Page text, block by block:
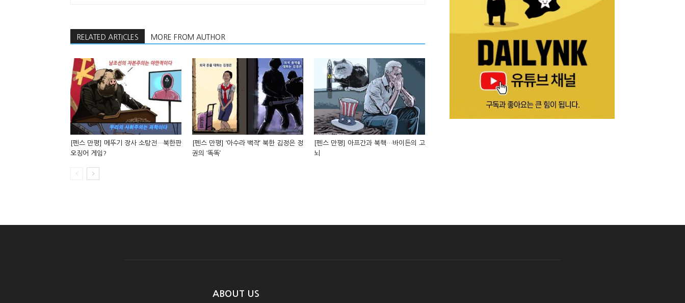
RELATED ARTICLES MORE FROM AUTHOR
[펜스 만평] 메뚜기 장사 소탕전…북한판
오징어 게임?
[펜스 만평] ‘아수라 백작’ 북한 김정은 정
권의 ‘똑똑’
[펜스 만평] 아프간과 북핵…바이든의 고
뇌
ABOUT US